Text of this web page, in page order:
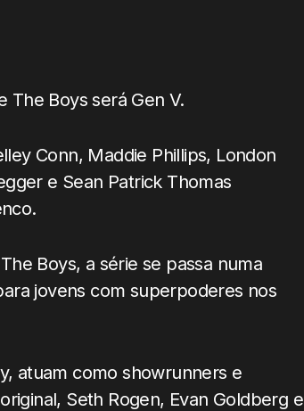
The Boys será Gen V.
Conn, Maddie Phillips, London
e Sean Patrick Thomas
Boys, a série se passa numa
jovens com superpoderes nos
atuam como showrunners e
Seth Rogen, Evan Goldberg e